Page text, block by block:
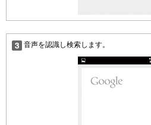
音声を認識し検索します。